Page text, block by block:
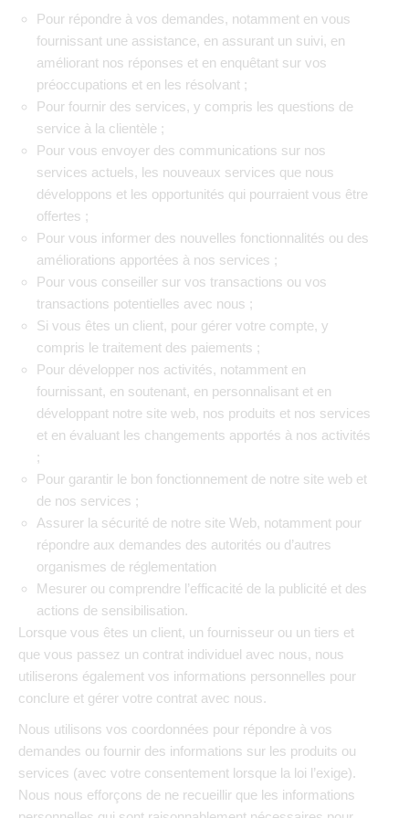
Pour répondre à vos demandes, notamment en vous
fournissant une assistance, en assurant un suivi, en
améliorant nos réponses et en enquêtant sur vos
préoccupations et en les résolvant ;
Pour fournir des services, y compris les questions de
service à la clientèle ;
Pour vous envoyer des communications sur nos
services actuels, les nouveaux services que nous
développons et les opportunités qui pourraient vous être
offertes ;
Pour vous informer des nouvelles fonctionnalités ou des
améliorations apportées à nos services ;
Pour vous conseiller sur vos transactions ou vos
transactions potentielles avec nous ;
Si vous êtes un client, pour gérer votre compte, y
compris le traitement des paiements ;
Pour développer nos activités, notamment en
fournissant, en soutenant, en personnalisant et en
développant notre site web, nos produits et nos services
et en évaluant les changements apportés à nos activités
;
Pour garantir le bon fonctionnement de notre site web et
de nos services ;
Assurer la sécurité de notre site Web, notamment pour
répondre aux demandes des autorités ou d’autres
organismes de réglementation
Mesurer ou comprendre l’efficacité de la publicité et des
actions de sensibilisation.
Lorsque vous êtes un client, un fournisseur ou un tiers et
que vous passez un contrat individuel avec nous, nous
utiliserons également vos informations personnelles pour
conclure et gérer votre contrat avec nous.
Nous utilisons vos coordonnées pour répondre à vos
demandes ou fournir des informations sur les produits ou
services (avec votre consentement lorsque la loi l’exige).
Nous nous efforçons de ne recueillir que les informations